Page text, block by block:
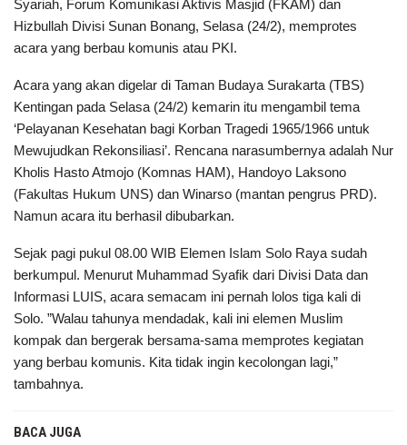
Syariah, Forum Komunikasi Aktivis Masjid (FKAM) dan
Hizbullah Divisi Sunan Bonang, Selasa (24/2), memprotes
acara yang berbau komunis atau PKI.
Acara yang akan digelar di Taman Budaya Surakarta (TBS)
Kentingan pada Selasa (24/2) kemarin itu mengambil tema
‘Pelayanan Kesehatan bagi Korban Tragedi 1965/1966 untuk
Mewujudkan Rekonsiliasi’. Rencana narasumbernya adalah Nur
Kholis Hasto Atmojo (Komnas HAM), Handoyo Laksono
(Fakultas Hukum UNS) dan Winarso (mantan pengrus PRD).
Namun acara itu berhasil dibubarkan.
Sejak pagi pukul 08.00 WIB Elemen Islam Solo Raya sudah
berkumpul. Menurut Muhammad Syafik dari Divisi Data dan
Informasi LUIS, acara semacam ini pernah lolos tiga kali di
Solo. ”Walau tahunya mendadak, kali ini elemen Muslim
kompak dan bergerak bersama-sama memprotes kegiatan
yang berbau komunis. Kita tidak ingin kecolongan lagi,”
tambahnya.
BACA JUGA